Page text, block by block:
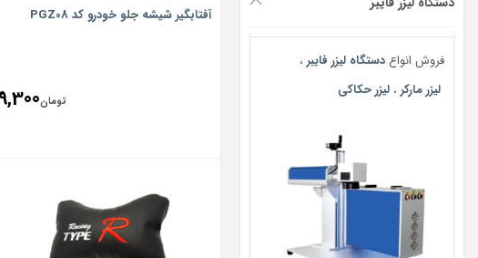
فروش انواع دستگاه لیزر فایبر ،
لیزر مارکر ، لیزر حکاکی
آفتابگیر شیشه جلو خودرو کد PGZ08
تومان